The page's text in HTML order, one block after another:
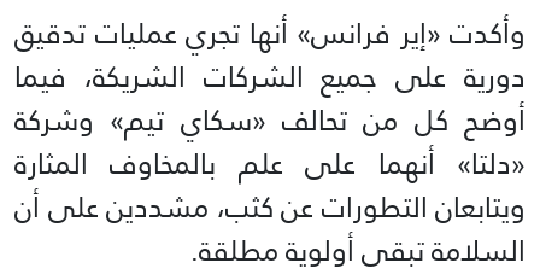
وأكدت «إير فرانس» أنها تجري عمليات تدقيق
دورية على جميع الشركات الشريكة، فيما
أوضح كل من تحالف «سكاي تيم» وشركة
«دلتا» أنهما على علم بالمخاوف المثارة
ويتابعان التطورات عن كثب، مشددين على أن
السلامة تبقى أولوية مطلقة.